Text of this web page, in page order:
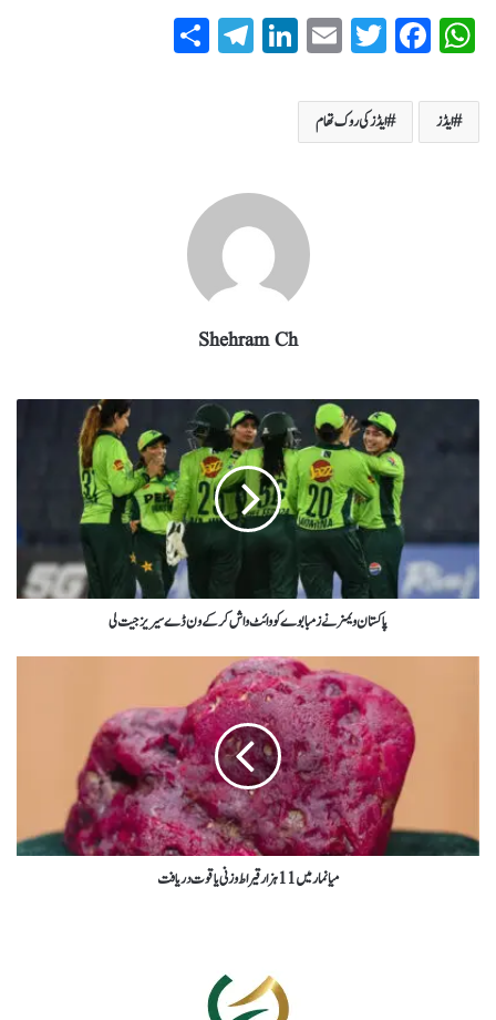
W
ha
ts
A
Fa
ce
bo
ok
T
wi
tte
r
E
m
ail
Li
nk
T
el
ایڈز ایڈزکی روک تھام
Shehram Ch
پاکستان ویمز نےزمبابوے کو وائٹ واش کر کے ون ڈےسیریزجیت لی
میانمار میں 11 ہزار قیراط وزنی یاقوت دریافت